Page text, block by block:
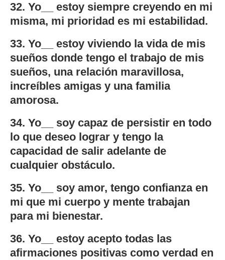
32. Yo__ estoy siempre creyendo en mi
misma, mi prioridad es mi estabilidad.
33. Yo__ estoy viviendo la vida de mis
sueños donde tengo el trabajo de mis
sueños, una relación maravillosa,
increíbles amigas y una familia
amorosa.
34. Yo__ soy capaz de persistir en todo
lo que deseo lograr y tengo la
capacidad de salir adelante de
cualquier obstáculo.
35. Yo__ soy amor, tengo confianza en
mi que mi cuerpo y mente trabajan
para mi bienestar.
36. Yo__ estoy acepto todas las
afirmaciones positivas como verdad en